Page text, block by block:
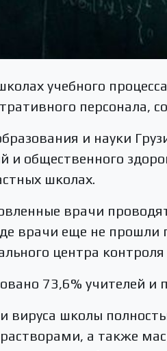
учебного
персонала,
и науки
и общественного
школах.
врачи
врачи еще не прошли
центра
73,6% учителей
вируса школы
а также